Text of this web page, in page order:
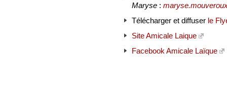
Maryse :
Télécharger et diffuser le
Site Amicale Laique
Facebook Amicale Laïque